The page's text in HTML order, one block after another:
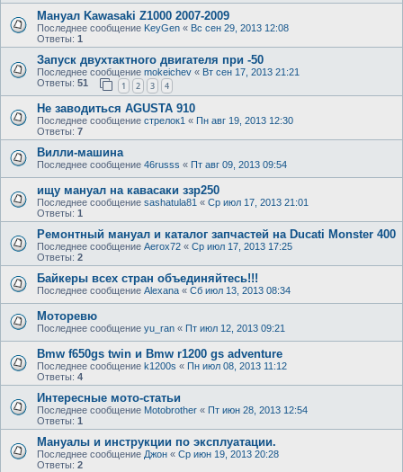
Мануал Kawasaki Z1000 2007-2009
Последнее сообщение KeyGen « Вс сен 29, 2013 12:08
Ответы: 1
Запуск двухтактного двигателя при -50
Последнее сообщение mokeichev « Вт сен 17, 2013 21:21
Ответы: 51 1 2 3 4
Не заводиться AGUSTA 910
Последнее сообщение стрелок1 « Пн авг 19, 2013 12:30
Ответы: 7
Вилли-машина
Последнее сообщение 46russs « Пт авг 09, 2013 09:54
ищу мануал на кавасаки ззр250
Последнее сообщение sashatula81 « Ср июл 17, 2013 21:01
Ответы: 1
Ремонтный мануал и каталог запчастей на Ducati Monster 400
Последнее сообщение Aerox72 « Ср июл 17, 2013 17:25
Ответы: 2
Байкеры всех стран объединяйтесь!!!
Последнее сообщение Alexana « Сб июл 13, 2013 08:34
Моторевю
Последнее сообщение yu_ran « Пт июл 12, 2013 09:21
Bmw f650gs twin и Bmw r1200 gs adventure
Последнее сообщение k1200s « Пн июл 08, 2013 11:12
Ответы: 4
Интересные мото-статьи
Последнее сообщение Motobrother « Пт июн 28, 2013 12:54
Ответы: 1
Мануалы и инструкции по эксплуатации.
Последнее сообщение Джон « Ср июн 19, 2013 20:28
Ответы: 2